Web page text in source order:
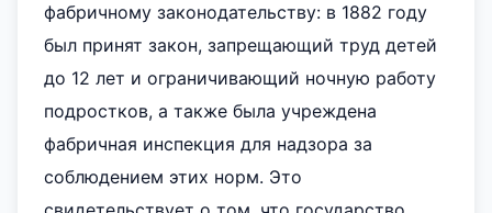
фабричному законодательству: в 1882 году
был принят закон, запрещающий труд детей
до 12 лет и ограничивающий ночную работу
подростков, а также была учреждена
фабричная инспекция для надзора за
соблюдением этих норм. Это